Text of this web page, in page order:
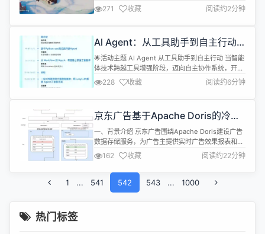
项重大改进： 完全支持 Vulkan 后端（默认未启用，
可通过偏好设置激活），性能显著提升 。 动画与索
具方面，骨骼视口显示模式可自定义覆盖，驱动编辑
象更新”操作符简化流程 。 Vertex G...
271 收藏 阅读约2分钟
Al Agent：从工具助手到自主行动
OSC源创会·杭州·115期
🌟活动主题 AI Agent 从⼯具助⼿到⾃主⾏动 当智能
体技术跨越⼯具增强阶段，迈向⾃主协作系统，开发
者⾯临架构思维的重构。本次沙 ⻰聚焦AgenticAI范
式跃迁与多智能体系统的⼯程化突破，深度探讨范式
迁移，从孤⽴AI Agent 到⾃组织智能体集群的架构
型认 知中枢、跨平台通信协议(MCP)、分布式决策
228 收藏 阅读约6分钟
京东广告基于Apache Doris的冷热
数据分层实践
一、背景介绍 京东广告围绕Apache Doris建设广告
数据存储服务，为广告主提供实时广告效果报表和多
维数据分析服务。历经多年发展，积累了海量的广告
数据，目前系统总数据容量接近1PB，数据行数达到
18万亿行+，日查询请求量8,000万次+，日最高
QPS2700+。 随着业务的不断增长与迭代，数据量
持续激增，存储资源逐渐成为瓶颈。近两年存储资源
162 收藏 阅读约22分钟
1 ... 541 542 543 ... 1000
热门标签